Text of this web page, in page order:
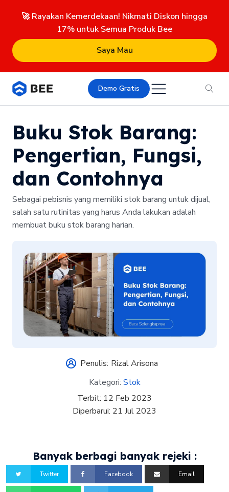
🚀 Rayakan Kemerdekaan! Nikmati Diskon hingga
17% untuk Semua Produk Bee
Saya Mau
Demo Gratis
Buku Stok Barang:
Pengertian, Fungsi,
dan Contohnya
Sebagai pebisnis yang memiliki stok barang untuk dijual,
salah satu rutinitas yang harus Anda lakukan adalah
membuat buku stok barang harian.
Penulis: Rizal Arisona
Kategori: Stok
Terbit: 12 Feb 2023
Diperbarui: 21 Jul 2023
Banyak berbagi banyak rejeki :
Twitter Facebook Email